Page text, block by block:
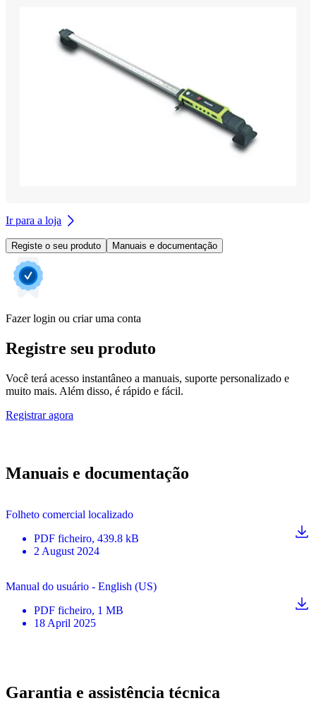
Ir para a loja
Registe o seu produto Manuais e documentação
Fazer login ou criar uma conta
Registre seu produto
Você terá acesso instantâneo a manuais, suporte personalizado e
muito mais. Além disso, é rápido e fácil.
Registrar agora
Manuais e documentação
Folheto comercial localizado
PDF ficheiro, 439.8 kB
2 August 2024
Manual do usuário - English (US)
PDF ficheiro, 1 MB
18 April 2025
Garantia e assistência técnica